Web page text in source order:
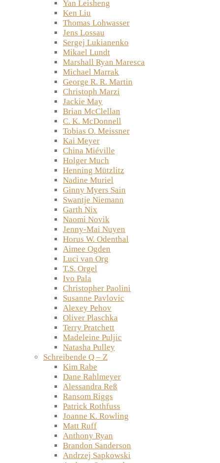
Yan Leisheng
Ken Liu
Thomas Lohwasser
Jens Lossau
Sergej Lukianenko
Mikael Lundt
Marshall Ryan Maresca
Michael Marrak
George R. R. Martin
Christoph Marzi
Jackie May
Brian McClellan
C. K. McDonnell
Tobias O. Meissner
Kai Meyer
China Miéville
Holger Much
Henning Mützlitz
Nadine Muriel
Ginny Myers Sain
Swantje Niemann
Garth Nix
Naomi Novik
Jenny-Mai Nuyen
Horus W. Odenthal
Aimee Ogden
Luci van Org
T.S. Orgel
Ivo Pala
Christopher Paolini
Susanne Pavlovic
Alexey Pehov
Oliver Plaschka
Terry Pratchett
Madeleine Puljic
Natasha Pulley
Schreibende Q – Z
Kim Rabe
Dane Rahlmeyer
Alessandra Reß
Ransom Riggs
Patrick Rothfuss
Joanne K. Rowling
Matt Ruff
Anthony Ryan
Brandon Sanderson
Andrzej Sapkowski